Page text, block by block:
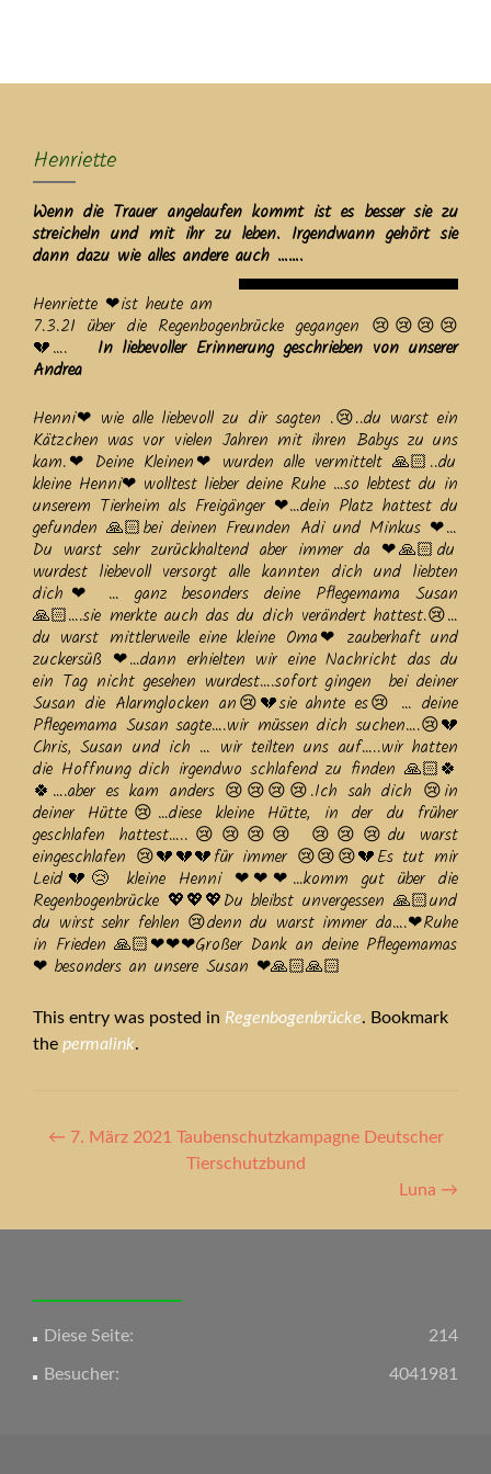
Henriette
Wenn die Trauer angelaufen kommt ist es besser sie zu
streicheln und mit ihr zu leben. Irgendwann gehört sie
dann dazu wie alles andere auch …….
Henriette ❤ist heute am
7.3.21 über die Regenbogenbrücke gegangen 😢😢😢😢
💔…. In liebevoller Erinnerung geschrieben von unserer
Andrea
Henni❤ wie alle liebevoll zu dir sagten .😢..du warst ein
Kätzchen was vor vielen Jahren mit ihren Babys zu uns
kam.❤ Deine Kleinen❤ wurden alle vermittelt 🙏🏻..du
kleine Henni❤ wolltest lieber deine Ruhe …so lebtest du in
unserem Tierheim als Freigänger ❤…dein Platz hattest du
gefunden 🙏🏻bei deinen Freunden Adi und Minkus ❤…
Du warst sehr zurückhaltend aber immer da ❤🙏🏻du
wurdest liebevoll versorgt alle kannten dich und liebten
dich❤ … ganz besonders deine Pflegemama Susan
🙏🏻….sie merkte auch das du dich verändert hattest.😢…
du warst mittlerweile eine kleine Oma❤ zauberhaft und
zuckersüß ❤…dann erhielten wir eine Nachricht das du
ein Tag nicht gesehen wurdest….sofort gingen bei deiner
Susan die Alarmglocken an😢💔sie ahnte es😢 … deine
Pflegemama Susan sagte….wir müssen dich suchen….😢💔
Chris, Susan und ich … wir teilten uns auf…..wir hatten
die Hoffnung dich irgendwo schlafend zu finden 🙏🏻🍀
🍀….aber es kam anders 😢😢😢😢.Ich sah dich 😢in
deiner Hütte😢…diese kleine Hütte, in der du früher
geschlafen hattest…..😢😢😢😢 😢😢😢du warst
eingeschlafen 😢💔💔💔für immer 😢😢😢💔Es tut mir
Leid💔😢 kleine Henni ❤❤❤…komm gut über die
Regenbogenbrücke 💖💖💖Du bleibst unvergessen 🙏🏻und
du wirst sehr fehlen 😢denn du warst immer da….❤Ruhe
in Frieden 🙏🏻❤❤❤Großer Dank an deine Pflegemamas
❤ besonders an unsere Susan ❤🙏🏻🙏🏻
This entry was posted in Regenbogenbrücke. Bookmark
the permalink.
Artikel-
← 7. März 2021 Taubenschutzkampagne Deutscher
Tierschutzbund
Luna →
214
Diese Seite:
4041981
Besucher: